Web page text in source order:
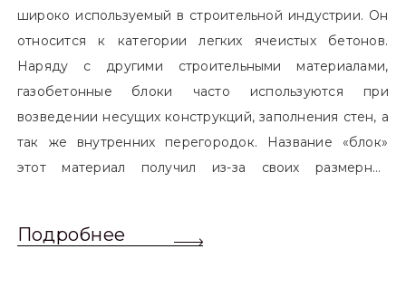
широко используемый в строительной индустрии. Он
относится к категории легких ячеистых бетонов.
Наряду с другими строительными материалами,
газобетонные блоки часто используются при
возведении несущих конструкций, заполнения стен, а
так же внутренних перегородок. Название «блок»
этот материал получил из-за своих размерных
обычный одинарный кирпич. Размер блоков различен
Подробнее